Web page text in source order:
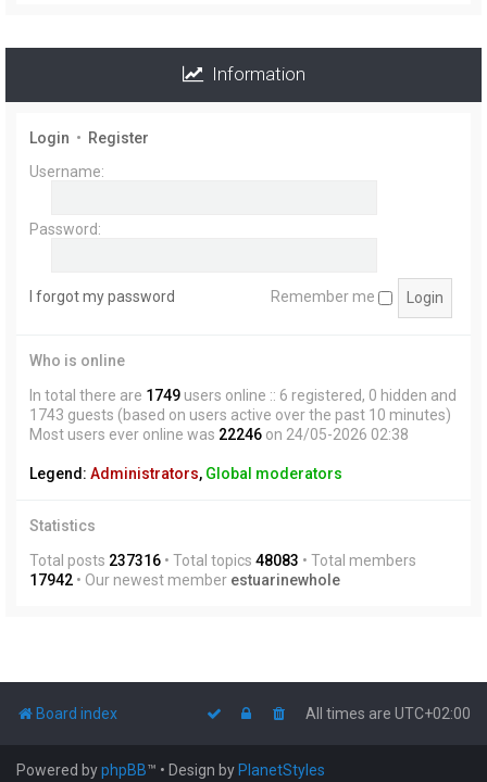
Information
Login • Register
Username:
Password:
I forgot my password Remember me
Who is online
In total there are 1749 users online :: 6 registered, 0 hidden and
1743 guests (based on users active over the past 10 minutes)
Most users ever online was 22246 on 24/05-2026 02:38
Legend: Administrators, Global moderators
Statistics
Total posts 237316 • Total topics 48083 • Total members
17942 • Our newest member estuarinewhole
Board index All times are UTC+02:00
Powered byphpBB™ • Design by PlanetStyles